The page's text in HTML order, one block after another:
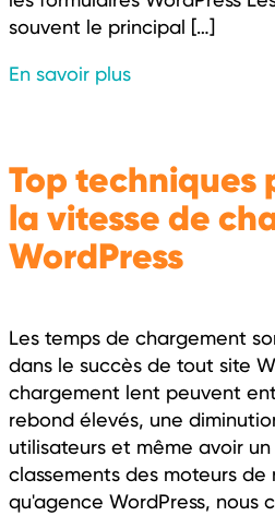
souvent le principal […]
En savoir plus
Top techniques
la vitesse de
WordPress
Les temps de chargement
dans le succès de tout site
chargement lent peuvent
rebond élevés, une
utilisateurs et même avoir
classements des moteurs de
qu'agence WordPress, nous